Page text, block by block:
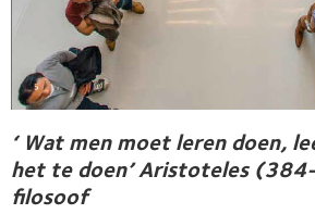
‘ Wat men moet leren doen,
het te doen’ Aristoteles
filosoof